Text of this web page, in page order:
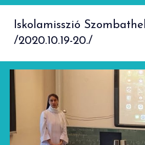
Iskolamisszió
/2020.10.19-20./